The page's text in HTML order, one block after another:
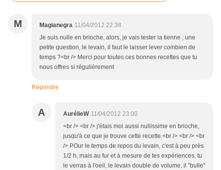
M Magianegra 11/04/2012 22:38
Je suis nulle en brioche, alors, je vais tester la tienne ; une
petite question, le levain, il faut le laisser lever combien de
temps ?<br /> Merci pour toutes ces bonnes recettes que tu
nous offres si régulièrement
Répondre
A AurélieW 11/04/2012 23:00
<br /> <br /> j'étais moi aussi nullissime en brioche,
jusqu'à ce que je trouve cette recette.<br /> <br /> <br
/> POur le temps de repos du levain, c'est à peu près
1/2 h, mais au fur et à mesure de tes expériences, tu
le verras à l'oeil, le levain double de volume, il "bulle"